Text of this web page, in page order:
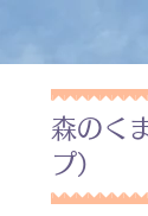
森のく
プ）